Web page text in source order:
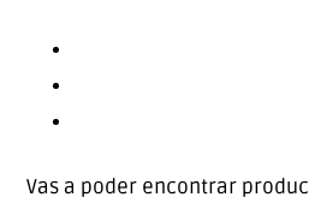
Vas a poder encontrar